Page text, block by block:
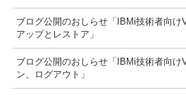
ブログ公開のおしらせ「IBMi技術者向け
アップとレストア」
ブログ公開のおしらせ「IBMi技術者向け
ン、ログアウト」